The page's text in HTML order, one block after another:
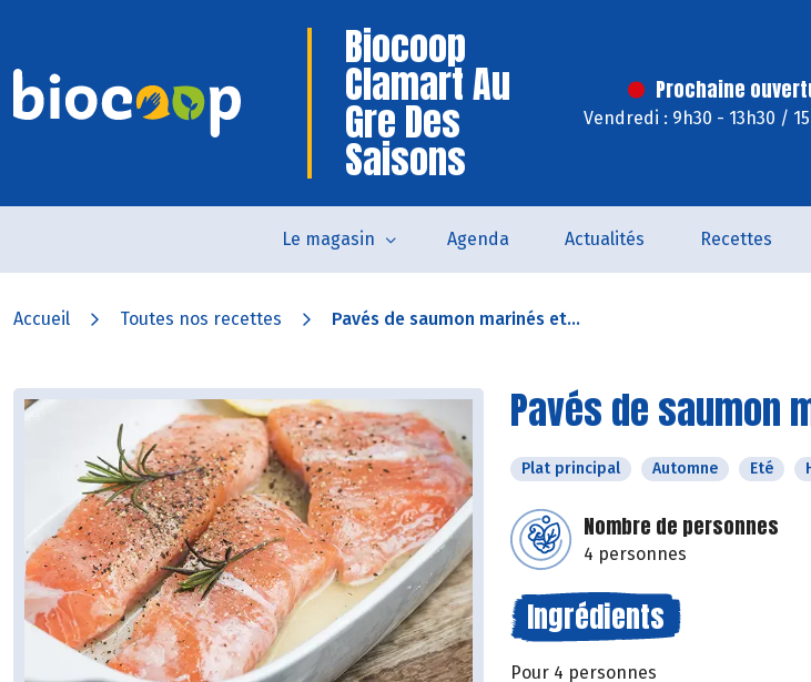
Biocoop
Clamart Au
Gre Des
Saisons
Prochaine
Vendredi : 9h30 - 13h30 /
Le magasin Agenda Actualités Recettes
Accueil Toutes nos recettes Pavés de saumon marinés et...
Pavés de saumon
Plat principal Automne Eté
Nombre de personnes
4 personnes
Ingrédients
Pour 4 personnes